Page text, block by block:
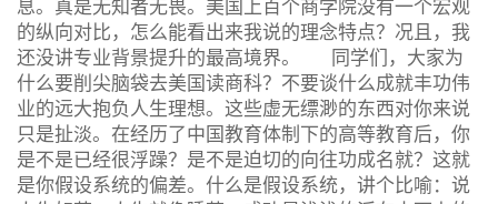
息。真是无知者无畏。美国上百个商学院没有一个宏观
的纵向对比，怎么能看出来我说的理念特点？况且，我
还没讲专业背景提升的最高境界。 同学们，大家为
什么要削尖脑袋去美国读商科？不要谈什么成就丰功伟
业的远大抱负人生理想。这些虚无缥渺的东西对你来说
只是扯淡。在经历了中国教育体制下的高等教育后，你
是不是已经很浮躁？是不是迫切的向往功成名就？这就
是你假设系统的偏差。什么是假设系统，讲个比喻：说